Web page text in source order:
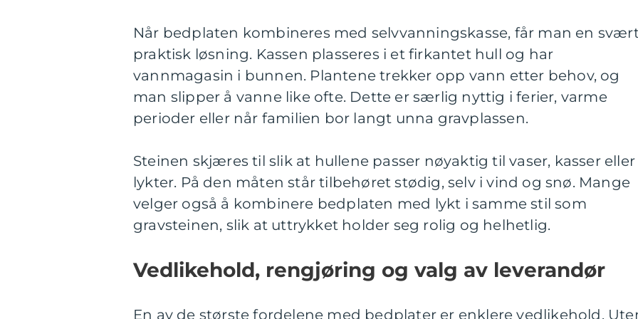
Når bedplaten kombineres med selvvanningskasse, får man en
praktisk løsning. Kassen plasseres i et firkantet hull og har
vannmagasin i bunnen. Plantene trekker opp vann etter behov, og
man slipper å vanne like ofte. Dette er særlig nyttig i ferier, varme
perioder eller når familien bor langt unna gravplassen.
Steinen skjæres til slik at hullene passer nøyaktig til vaser, kasser eller
lykter. På den måten står tilbehøret stødig, selv i vind og snø. Mange
velger også å kombinere bedplaten med lykt i samme stil som
gravsteinen, slik at uttrykket holder seg rolig og helhetlig.
Vedlikehold, rengjøring og valg av leverandør
En av de største fordelene med bedplater er enklere vedlikehold.